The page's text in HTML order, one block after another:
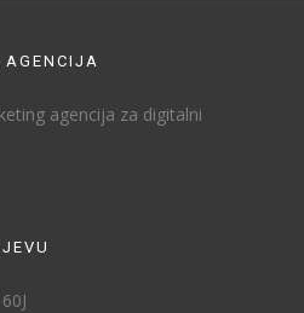
AGENCIJA
agencija za digitalni